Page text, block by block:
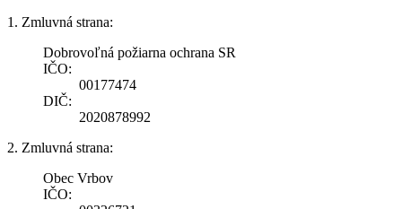
1. Zmluvná strana:
Dobrovoľná požiarna ochrana SR
IČO:
00177474
DIČ:
2020878992
2. Zmluvná strana:
Obec Vrbov
IČO: